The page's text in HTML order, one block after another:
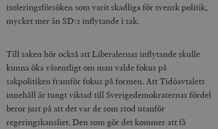
isoleringsförsöken som varit skadliga för svensk politik,
mycket mer än SD:s inflytande i sak.
Till saken hör också att Liberalernas inflytande skulle
kunna öka väsentligt om man valde fokus på
sakpolitiken framför fokus på formen. Att Tidöavtalets
innehåll är tungt viktad till Sverigedemokraternas fördel
beror just på att det var de som stod utanför
regeringskansliet. Den som gör det kommer att få